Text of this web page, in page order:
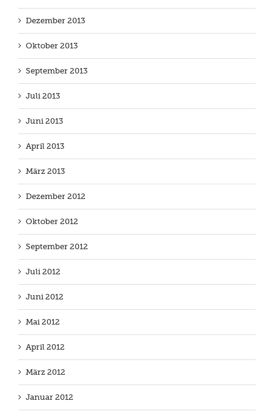
Dezember 2013
Oktober 2013
September 2013
Juli 2013
Juni 2013
April 2013
März 2013
Dezember 2012
Oktober 2012
September 2012
Juli 2012
Juni 2012
Mai 2012
April 2012
März 2012
Januar 2012